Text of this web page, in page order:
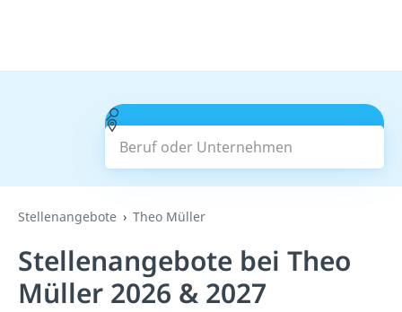
Beruf oder Unternehmen
Suchen
Stellenangebote Theo Müller
Stellenangebote bei Theo
Müller 2026 & 2027